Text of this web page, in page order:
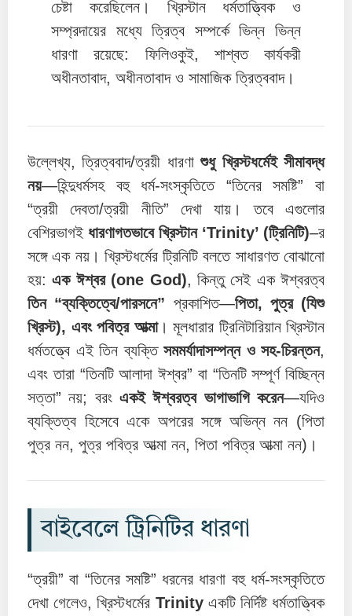
চেষ্টা করেছিলেন। খ্রিস্টান ধর্মতাত্ত্বিক ও
সম্প্রদায়ের মধ্যে ত্রিত্ব সম্পর্কে ভিন্ন ভিন্ন
ধারণা রয়েছে: ফিলিওকুই, শাশ্বত কার্যকরী
অধীনতাবাদ, অধীনতাবাদ ও সামাজিক ত্রিত্ববাদ।
উল্লেখ্য, ত্রিত্ববাদ/ত্রয়ী ধারণাশুধু খ্রিস্টধর্মেই সীমাবদ্ধ
নয়—হিন্দুধর্মসহ বহু ধর্ম-সংস্কৃতিতে “তিনের সমষ্টি” বা
“ত্রয়ী দেবতা/ত্রয়ী নীতি” দেখা যায়। তবে এগুলোর
বেশিরভাগই ধারণাগতভাবে খ্রিস্টান ‘Trinity’ (ট্রিনিটি)–র
সঙ্গে এক নয়। খ্রিস্টধর্মের ট্রিনিটি বলতে সাধারণত বোঝানো
হয়:এক ঈশ্বর (one God), কিন্তু সেই এক ঈশ্বরত্ব
তিন “ব্যক্তিত্বে/পারসনে” প্রকাশিত—পিতা, পুত্র (যিশু
খ্রিস্ট), এবং পবিত্র আত্মা। মূলধারার ট্রিনিটারিয়ান খ্রিস্টান
ধর্মতত্ত্বে এই তিন ব্যক্তি সমমর্যাদাসম্পন্ন ও সহ-চিরন্তন,
এবং তারা “তিনটি আলাদা ঈশ্বর” বা “তিনটি সম্পূর্ণ বিচ্ছিন্ন
সত্তা” নয়; বরং একই ঈশ্বরত্ব ভাগাভাগি করেন—যদিও
ব্যক্তিত্ব হিসেবে একে অপরের সঙ্গে অভিন্ন নন (পিতা
পুত্র নন, পুত্র পবিত্র আত্মা নন, পিতা পবিত্র আত্মা নন)।
বাইবেলে ট্রিনিটির ধারণা
“ত্রয়ী” বা “তিনের সমষ্টি” ধরনের ধারণা বহু ধর্ম-সংস্কৃতিতে
দেখা গেলেও, খ্রিস্টধর্মের Trinityএকটি নির্দিষ্ট ধর্মতাত্ত্বিক